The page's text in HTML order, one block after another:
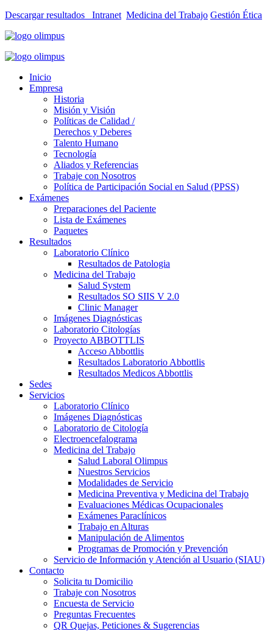
Descargar resultados Intranet Medicina del Trabajo Gestión Ética
Inicio
Empresa
Historia
Misión y Visión
Políticas de Calidad /
Derechos y Deberes
Talento Humano
Tecnología
Aliados y Referencias
Trabaje con Nosotros
Política de Participación Social en Salud (PPSS)
Exámenes
Preparaciones del Paciente
Lista de Exámenes
Paquetes
Resultados
Laboratorio Clínico
Resultados de Patologia
Medicina del Trabajo
Salud System
Resultados SO SIIS V 2.0
Clinic Manager
Imágenes Diagnósticas
Laboratorio Citologías
Proyecto ABBOTTLIS
Acceso Abbottlis
Resultados Laboratorio Abbottlis
Resultados Medicos Abbottlis
Sedes
Servicios
Laboratorio Clínico
Imágenes Diagnósticas
Laboratorio de Citología
Electroencefalograma
Medicina del Trabajo
Salud Laboral Olimpus
Nuestros Servicios
Modalidades de Servicio
Medicina Preventiva y Medicina del Trabajo
Evaluaciones Médicas Ocupacionales
Exámenes Paraclínicos
Trabajo en Alturas
Manipulación de Alimentos
Programas de Promoción y Prevención
Servicio de Información y Atención al Usuario (SIAU)
Contacto
Solicita tu Domicilio
Trabaje con Nosotros
Encuesta de Servicio
Preguntas Frecuentes
QR Quejas, Peticiones & Sugerencias